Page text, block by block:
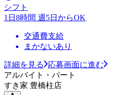
シフト
1日8時間 週5日からOK
交通費支給
まかないあり
詳細を見る
応募画面に進む
アルバイト・パート
すき家 豊橋柱店